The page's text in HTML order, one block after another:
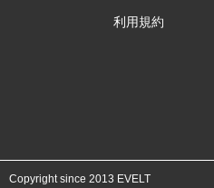
利用規約
Copyright since 2013 EVELT